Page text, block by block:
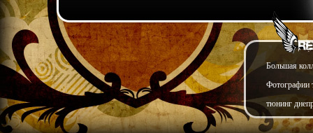
Большая
Фотографии
тюнинг